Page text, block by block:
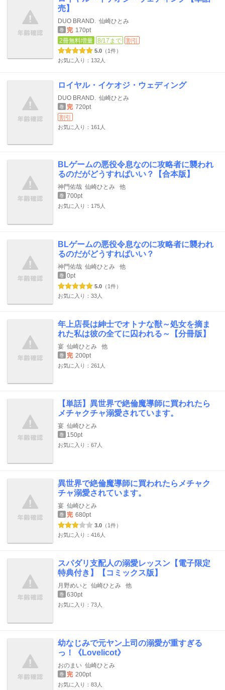
売】
DUO BRAND. 仙崎ひとみ
巻 完 170pt
2冊無料増量
8/17まで 割引
5.0 （1件）
お気に入り：132人
ロイヤル・イケオジ・ウェディング
DUO BRAND. 仙崎ひとみ
巻 完 720pt
割引
お気に入り：161人
BLゲームの悪役令息なのに攻略者に襲われ
るのだがどうすればいい？【合本版】
神門佑哉 仙崎ひとみ 他
巻 700pt
お気に入り：175人
BLゲームの悪役令息なのに攻略者に襲われ
るのだがどうすればいい？
神門佑哉 仙崎ひとみ 他
巻 0pt
5.0 （1件）
お気に入り：33人
年上店長は紳士でオトナな獣～処女を摘ま
れた私は彼の全てに囚われる～【分冊版】
宴 仙崎ひとみ 他
巻 完 200pt
お気に入り：261人
【単話】異世界で絶倫魔導師に買われたら
メチャクチャ溺愛されています。
宴 仙崎ひとみ
巻 150pt
お気に入り：67人
異世界で絶倫魔導師に買われたらメチャク
チャ溺愛されています。
宴 仙崎ひとみ
巻 完 680pt
3.0 （1件）
お気に入り：416人
スパダリ支配人の溺愛レッスン【電子限定
特典付き】【コミックス版】
月野めいと 仙崎ひとみ 他
巻 630pt
お気に入り：73人
幼なじみで元ヤン上司の溺愛が重すぎる
っ！《Lovelicot》
おのまい 仙崎ひとみ
巻 完 200pt
お気に入り：83人